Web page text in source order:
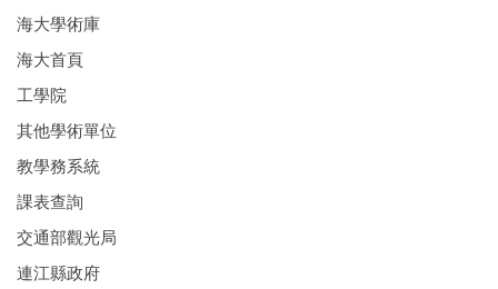
海大學術庫
海大首頁
工學院
其他學術單位
教學務系統
課表查詢
交通部觀光局
連江縣政府